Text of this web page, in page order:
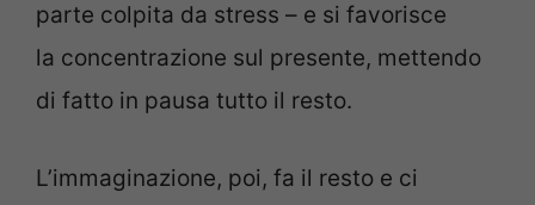
parte colpita da stress – e si favorisce
la concentrazione sul presente, mettendo
di fatto in pausa tutto il resto.
L’immaginazione, poi, fa il resto e ci